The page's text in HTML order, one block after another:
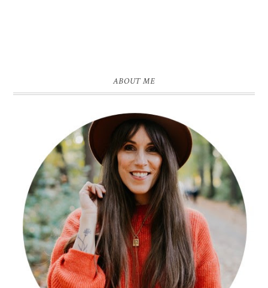
ABOUT ME